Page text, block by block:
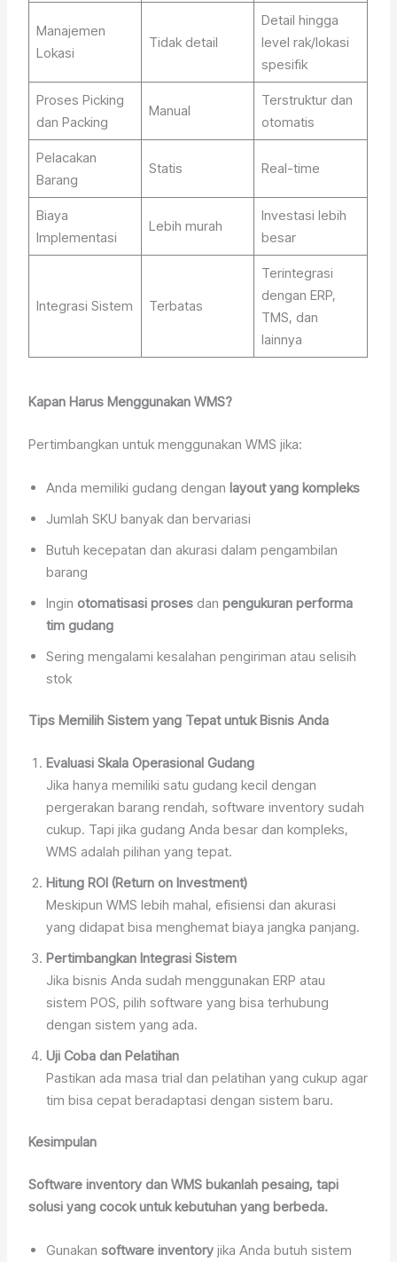
Manajemen
Lokasi
Tidak detail
Detail hingga
level rak/lokasi
spesifik
Proses Picking
dan Packing
Manual
Terstruktur dan
otomatis
Pelacakan
Barang
Statis Real-time
Biaya
Implementasi
Lebih murah
Investasi lebih
besar
Integrasi Sistem Terbatas
Terintegrasi
dengan ERP,
TMS, dan
lainnya
Kapan Harus Menggunakan WMS?
Pertimbangkan untuk menggunakan WMS jika:
Anda memiliki gudang denganlayout yang kompleks
Jumlah SKU banyak dan bervariasi
Butuh kecepatan dan akurasi dalam pengambilan
barang
Inginotomatisasi proses danpengukuran performa
tim gudang
Sering mengalami kesalahan pengiriman atau selisih
stok
Tips Memilih Sistem yang Tepat untuk Bisnis Anda
Evaluasi Skala Operasional Gudang
Jika hanya memiliki satu gudang kecil dengan
pergerakan barang rendah, software inventory sudah
cukup. Tapi jika gudang Anda besar dan kompleks,
WMS adalah pilihan yang tepat.
Hitung ROI (Return on Investment)
Meskipun WMS lebih mahal, efisiensi dan akurasi
yang didapat bisa menghemat biaya jangka panjang.
Pertimbangkan Integrasi Sistem
Jika bisnis Anda sudah menggunakan ERP atau
sistem POS, pilih software yang bisa terhubung
dengan sistem yang ada.
Uji Coba dan Pelatihan
Pastikan ada masa trial dan pelatihan yang cukup agar
tim bisa cepat beradaptasi dengan sistem baru.
Kesimpulan
Software inventory dan WMS bukanlah pesaing, tapi
solusi yang cocok untuk kebutuhan yang berbeda.
Gunakansoftware inventory jika Anda butuh sistem